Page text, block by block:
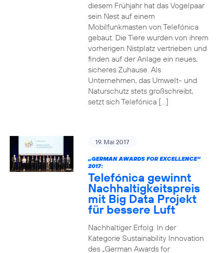
diesem Frühjahr hat das Vogelpaar
sein Nest auf einem
Mobilfunkmasten von Telefónica
gebaut. Die Tiere wurden von ihrem
vorherigen Nistplatz vertrieben und
finden auf der Anlage ein neues,
sicheres Zuhause. Als
Unternehmen, das Umwelt- und
Naturschutz stets großschreibt,
setzt sich Telefónica […]
19. Mai 2017
„GERMAN AWARDS FOR EXCELLENCE“
2017:
Telefónica gewinnt
Nachhaltigkeitspreis
mit Big Data Projekt
für bessere Luft
Nachhaltiger Erfolg: In der
Kategorie Sustainability Innovation
des „German Awards for